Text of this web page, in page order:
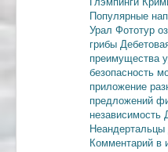
Популярные
Урал Фототур
грибы
преимущества
безопасность
приложение
предложений
независимость
Неандертальцы
Комментарий в